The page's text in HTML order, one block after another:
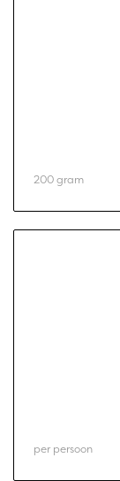
200 gram
per persoon